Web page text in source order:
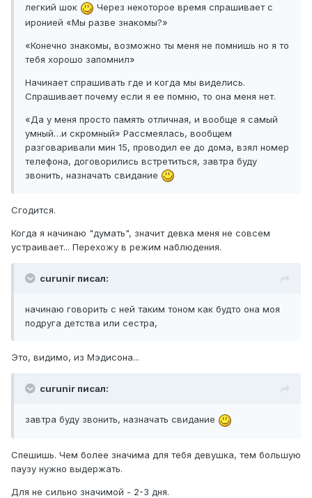
легкий шок
Через некоторое время спрашивает с
иронией «Мы разве знакомы?»
«Конечно знакомы, возможно ты меня не помнишь но я то
тебя хорошо запомнил»
Начинает спрашивать где и когда мы виделись.
Спрашивает почему если я ее помню, то она меня нет.
«Да у меня просто память отличная, и вообще я самый
умный…и скромный» Рассмеялась, вообщем
разговаривали мин 15, проводил ее до дома, взял номер
телефона, договорились встретиться, завтра буду
звонить, назначать свидание
Сгодится.
Когда я начинаю "думать", значит девка меня не совсем
устраивает... Перехожу в режим наблюдения.
curunir писал:
начинаю говорить с ней таким тоном как будто она моя
подруга детства или сестра,
Это, видимо, из Мэдисона...
curunir писал:
завтра буду звонить, назначать свидание
Спешишь. Чем более значима для тебя девушка, тем большую
паузу нужно выдержать.
Для не сильно значимой - 2-3 дня.